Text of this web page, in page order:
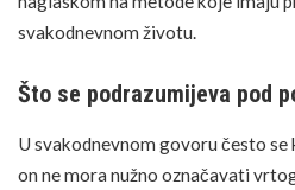
svakodnevnom životu.
Što se podrazumijeva pod
U svakodnevnom govoru često
on ne mora nužno označavati